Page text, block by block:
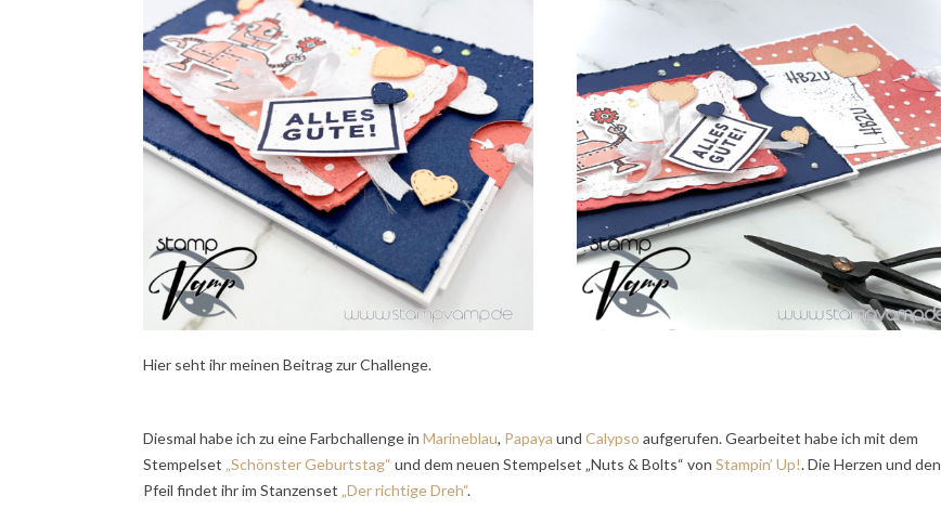
Hier seht ihr meinen Beitrag zur Challenge.
Diesmal habe ich zu eine Farbchallenge in Marineblau, Papaya und Calypso aufgerufen. Gearbeitet habe ich mit dem
Stempelset „Schönster Geburtstag“ und dem neuen Stempelset „Nuts & Bolts“ von Stampin’ Up!. Die Herzen und den
Pfeil findet ihr im Stanzenset „Der richtige Dreh“.